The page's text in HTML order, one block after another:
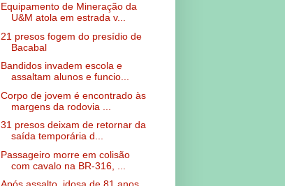
Equipamento de Mineração da
U&M atola em estrada v...
21 presos fogem do presídio de
Bacabal
Bandidos invadem escola e
assaltam alunos e funcio...
Corpo de jovem é encontrado às
margens da rodovia ...
31 presos deixam de retornar da
saída temporária d...
Passageiro morre em colisão
com cavalo na BR-316, ...